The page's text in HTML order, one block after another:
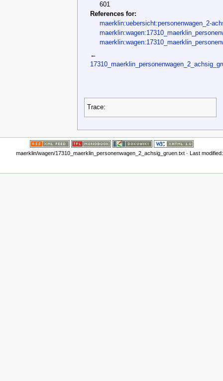
601
References for:
maerklin:uebersicht:personenwagen_2-
←
Trace:
maerklin/wagen/17310_maerklin_personenwagen_2_achsig_gruen.txt· Last